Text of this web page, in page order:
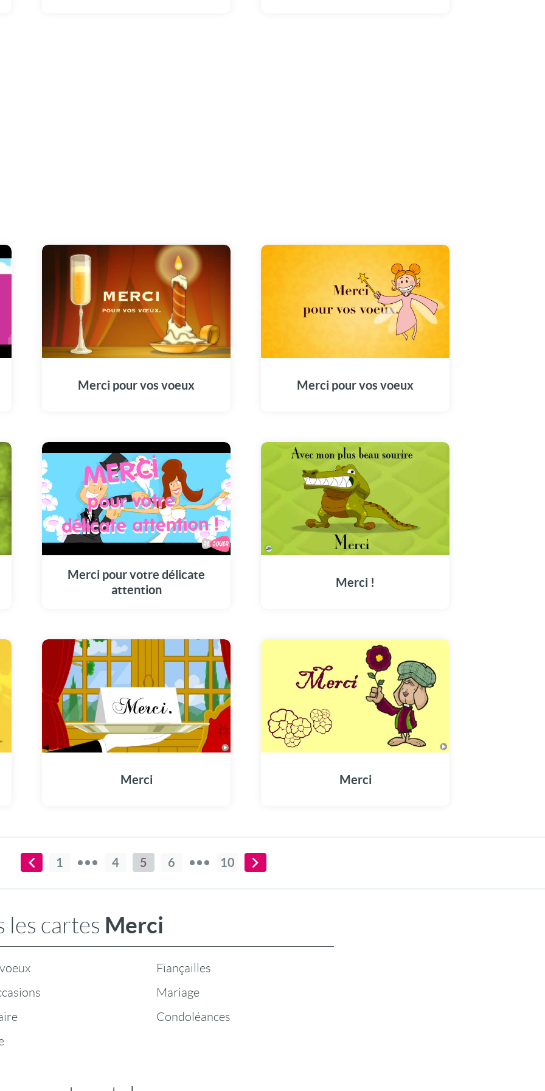
Merci pour vos voeux Merci pour vos voeux
Merci pour votre délicate
attention
Merci !
Merci Merci
1 4 5 6 10
les cartes Merci
Fiançailles
Mariage
Condoléances